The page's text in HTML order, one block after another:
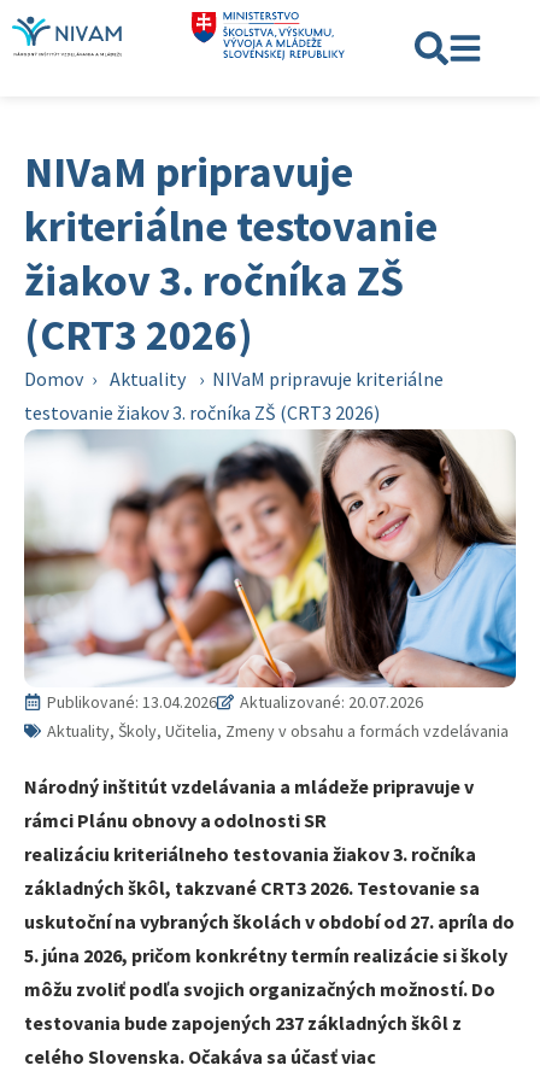
NIVaM pripravuje
kriteriálne testovanie
žiakov 3. ročníka ZŠ
(CRT3 2026)
Domov › Aktuality › NIVaM pripravuje kriteriálne
testovanie žiakov 3. ročníka ZŠ (CRT3 2026)
Publikované: 13.04.2026
Aktualizované: 20.07.2026
Aktuality, Školy, Učitelia, Zmeny v obsahu a formách vzdelávania
Národný inštitút vzdelávania a mládeže pripravuje v
rámci Plánu obnovy a odolnosti SR
realizáciu kriteriálneho testovania žiakov 3. ročníka
základných škôl, takzvané CRT3 2026. Testovanie sa
uskutoční na vybraných školách v období od 27. apríla do
5. júna 2026, pričom konkrétny termín realizácie si školy
môžu zvoliť podľa svojich organizačných možností. Do
testovania bude zapojených 237 základných škôl z
celého Slovenska. Očakáva sa účasť viac